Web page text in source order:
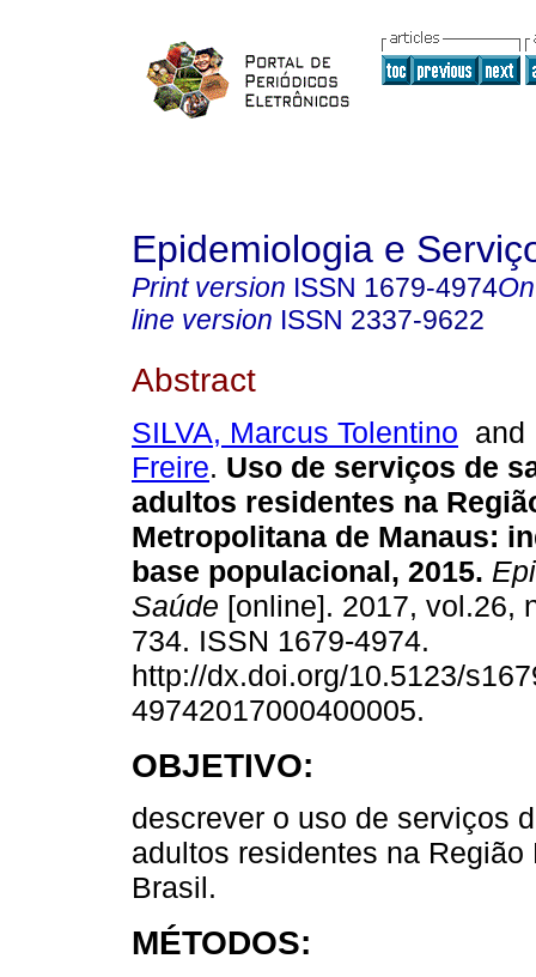
Epidemiologia e
Print version ISSN 1679-4974
line version ISSN 2337-9622
Abstract
SILVA, Marcus Tolentino
Freire. Uso de serviços de
adultos residentes na
Metropolitana de Manaus:
base populacional, 2015.
Saúde [online]. 2017, vol.26,
734. ISSN 1679-4974.
http://dx.doi.org/10.5123/
49742017000400005.
OBJETIVO:
descrever o uso de serviços
adultos residentes na
Brasil.
MÉTODOS: